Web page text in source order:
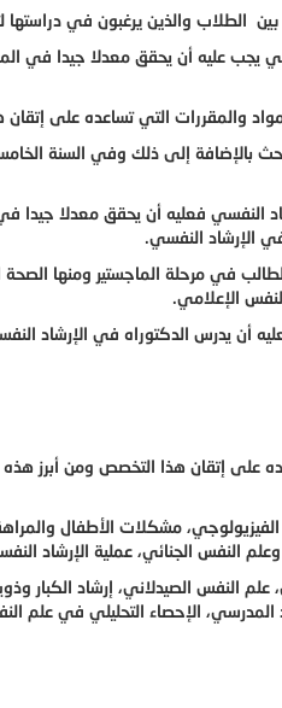
الطلاب والذين يرغبون في دراستها
عليه أن يحقق معدلا جيدا في
والمقررات التي تساعده على
بالإضافة إلى ذلك وفي السنة
النفسي فعليه أن يحقق معدلا جيدا
الإرشاد النفسي.
في مرحلة الماجستير ومنها الصحة
الإعلامي.
أن يدرس الدكتوراه في الإرشاد
على إتقان هذا التخصص ومن أبرز
مشكلات الأطفال
النفس الجنائي، عملية الإرشاد
النفس الصيدلاني، إرشاد الكبار
المدرسي، الإحصاء التحليلي في علم